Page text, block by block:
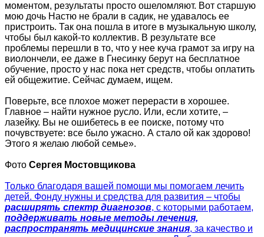
моментом, результаты просто ошеломляют. Вот старшую
мою дочь Настю не брали в садик, не удавалось ее
пристроить. Так она пошла в итоге в музыкальную школу,
чтобы был какой-то коллектив. В результате все
проблемы перешли в то, что у нее куча грамот за игру на
виолончели, ее даже в Гнесинку берут на бесплатное
обучение, просто у нас пока нет средств, чтобы оплатить
ей общежитие. Сейчас думаем, ищем.
Поверьте, все плохое может перерасти в хорошее.
Главное – найти нужное русло. Или, если хотите, –
лазейку. Вы не ошибетесь в ее поиске, потому что
почувствуете: все было ужасно. А стало ой как здорово!
Этого я желаю любой семье».
Фото Сергея Мостовщикова
Только благодаря вашей помощи мы помогаем лечить
детей. Фонду нужны и средства для развития – чтобы
расширять спектр диагнозов, с которыми работаем,
поддерживать новые методы лечения,
распространять медицинские знания, за качество и